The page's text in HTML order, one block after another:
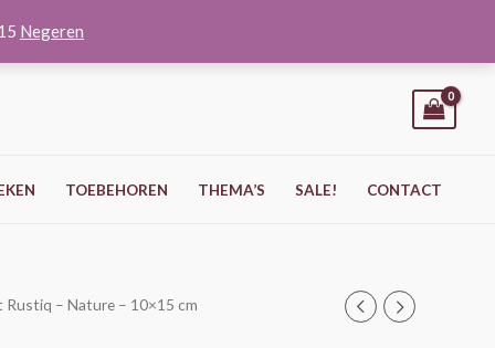
Negeren
TOEBEHOREN THEMA’S SALE! CONTACT
– Nature – 10×15 cm